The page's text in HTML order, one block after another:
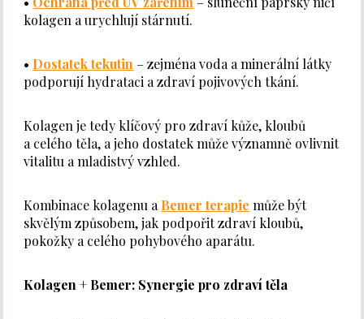
kolagen a urychlují stárnutí.
• Dostatek tekutin – zejména voda a minerální látky
podporují hydrataci a zdraví pojivových tkání.
Kolagen je tedy klíčový pro zdraví kůže, kloubů
a celého těla, a jeho dostatek může významně ovlivnit
vitalitu a mladistvý vzhled.
Kombinace kolagenu aBemer terapie může být
skvělým způsobem, jak podpořit zdraví kloubů,
pokožky a celého pohybového aparátu.
Kolagen + Bemer: Synergie pro zdraví těla